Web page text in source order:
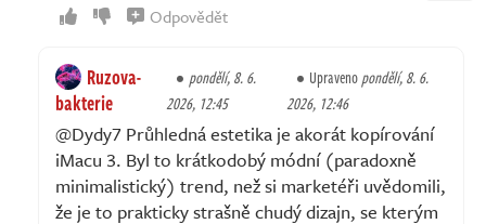
Odpovědět
Ruzova-
bakterie
pondělí, 8. 6.
2026, 12:45
Upravenopondělí, 8. 6.
2026, 12:46
@Dydy7 Průhledná estetika je akorát kopírování
iMacu 3. Byl to krátkodobý módní (paradoxně
minimalistický) trend, než si marketéři uvědomili,
že je to prakticky strašně chudý dizajn, se kterým